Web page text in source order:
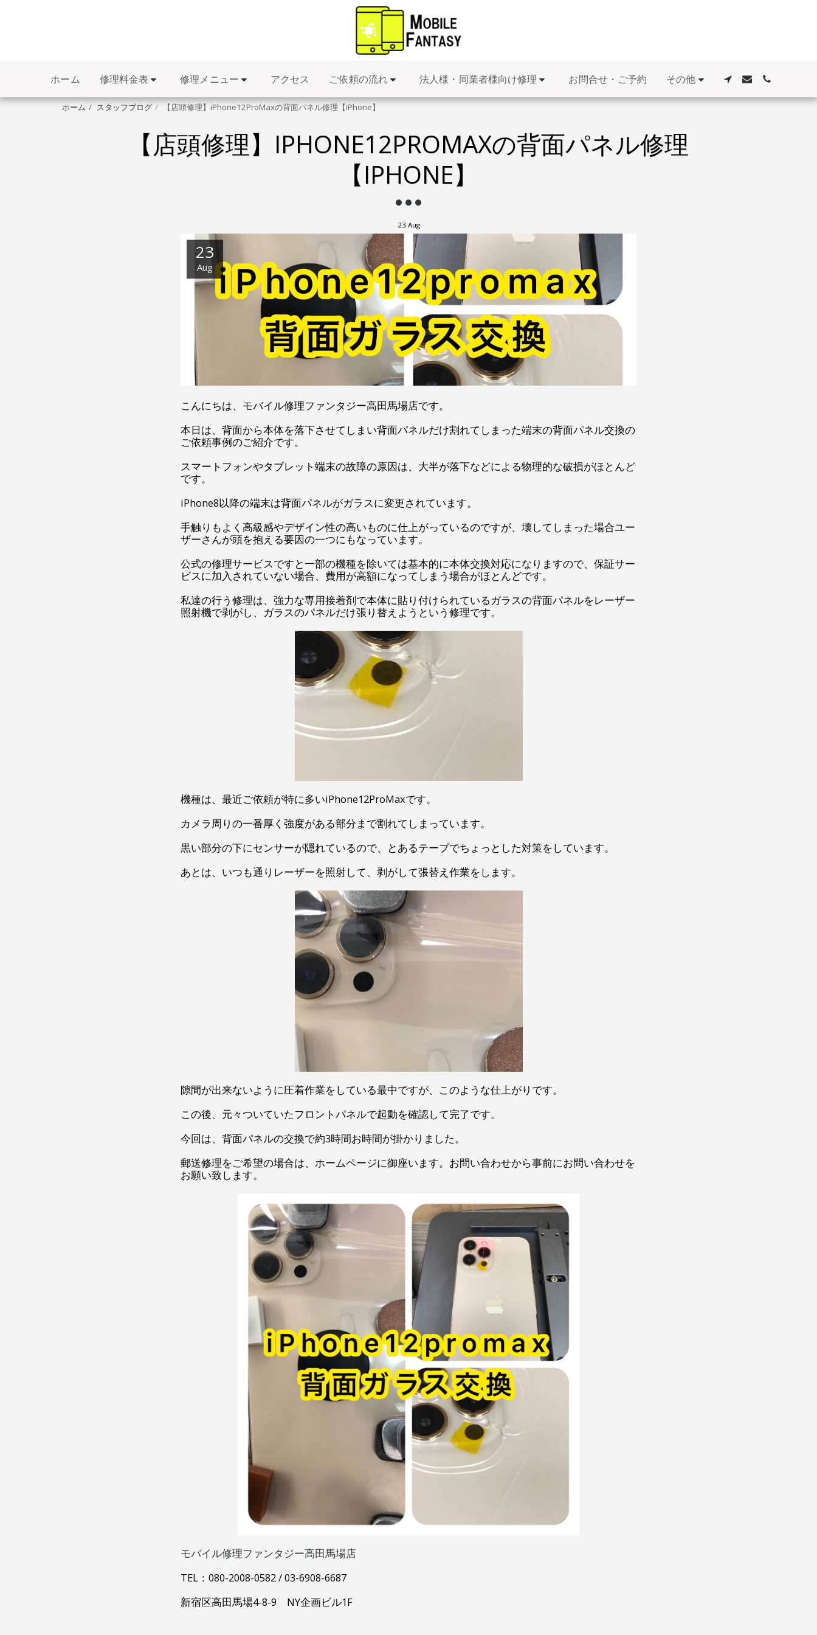
ホーム 修理料金表 修理メニュー アクセス ご依頼の流れ 法人様・同業者様向け修理 お問合せ・ご予約 その他
ホーム スタッフブログ 【店頭修理】iPhone12ProMaxの背面パネル修理【iPhone】
【店頭修理】IPHONE12PROMAXの背面パネル修理
【IPHONE】
23 Aug
23
Aug
こんにちは、モバイル修理ファンタジー高田馬場店です。
本日は、背面から本体を落下させてしまい背面パネルだけ割れてしまった端末の背面パネル交換の
ご依頼事例のご紹介です。
スマートフォンやタブレット端末の故障の原因は、大半が落下などによる物理的な破損がほとんど
です。
iPhone8以降の端末は背面パネルがガラスに変更されています。
手触りもよく高級感やデザイン性の高いものに仕上がっているのですが、壊してしまった場合ユー
ザーさんが頭を抱える要因の一つにもなっています。
公式の修理サービスですと一部の機種を除いては基本的に本体交換対応になりますので、保証サー
ビスに加入されていない場合、費用が高額になってしまう場合がほとんどです。
私達の行う修理は、強力な専用接着剤で本体に貼り付けられているガラスの背面パネルをレーザー
照射機で剥がし、ガラスのパネルだけ張り替えようという修理です。
機種は、最近ご依頼が特に多いiPhone12ProMaxです。
カメラ周りの一番厚く強度がある部分まで割れてしまっています。
黒い部分の下にセンサーが隠れているので、とあるテープでちょっとした対策をしています。
あとは、いつも通りレーザーを照射して、剥がして張替え作業をします。
隙間が出来ないように圧着作業をしている最中ですが、このような仕上がりです。
この後、元々ついていたフロントパネルで起動を確認して完了です。
今回は、背面パネルの交換で約3時間お時間が掛かりました。
郵送修理をご希望の場合は、ホームページに御座います。お問い合わせから事前にお問い合わせを
お願い致します。
モバイル修理ファンタジー高田馬場店
TEL：080-2008-0582 / 03-6908-6687
新宿区高田馬場4-8-9 NY企画ビル1F